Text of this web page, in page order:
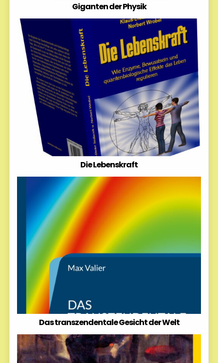
Giganten der Physik
Die Lebenskraft
Das transzendentale Gesicht der Welt